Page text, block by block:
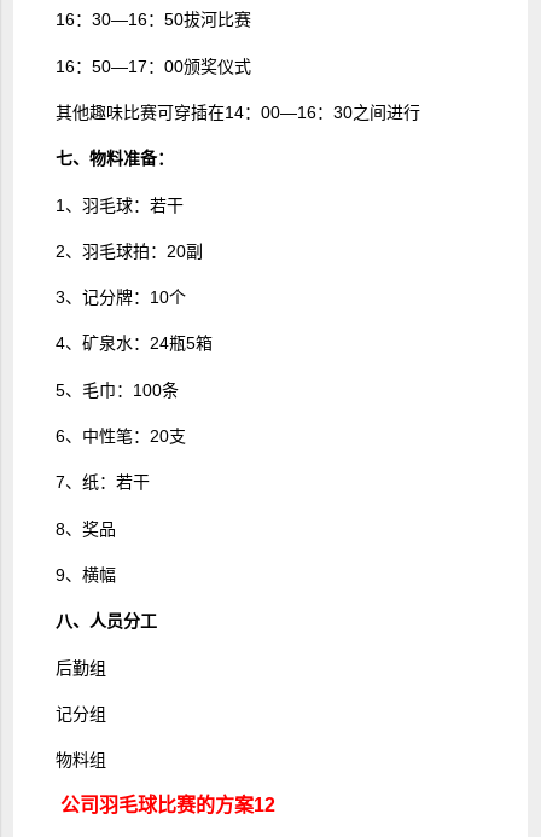
16：30—16：50拔河比赛
16：50—17：00颁奖仪式
其他趣味比赛可穿插在14：00—16：30之间进行
七、物料准备：
1、羽毛球：若干
2、羽毛球拍：20副
3、记分牌：10个
4、矿泉水：24瓶5箱
5、毛巾：100条
6、中性笔：20支
7、纸：若干
8、奖品
9、横幅
八、人员分工
后勤组
记分组
物料组
公司羽毛球比赛的方案12